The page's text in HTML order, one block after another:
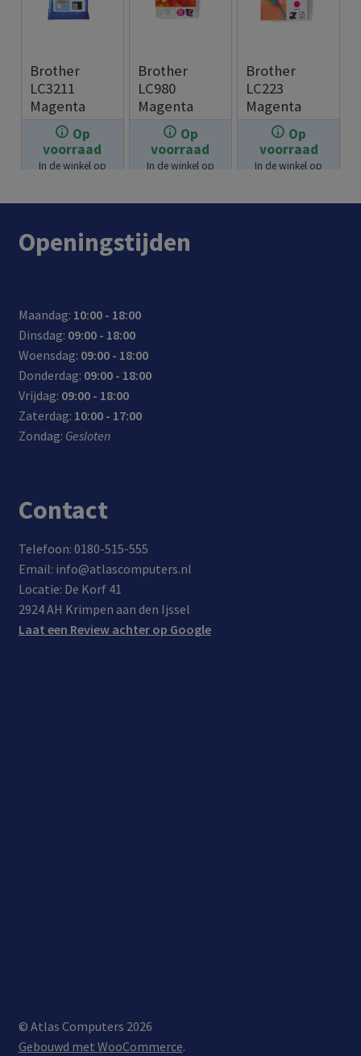
Op
voorraad
In de winkel op
Brother
LC3211
Magenta
10.95
Op
voorraad
In de winkel op
Brother
LC980
Magenta
12.95
Op
voorraad
In de winkel op
Brother
LC223
Magenta
15.95
Openingstijden
Maandag: 10:00 - 18:00
Dinsdag: 09:00 - 18:00
Woensdag: 09:00 - 18:00
Donderdag: 09:00 - 18:00
Vrijdag: 09:00 - 18:00
Zaterdag: 10:00 - 17:00
Zondag: Gesloten
Contact
Telefoon: 0180-515-555
Email: info@atlascomputers.nl
Locatie: De Korf 41
2924 AH Krimpen aan den Ijssel
Laat een Review achter op Google
© Atlas Computers 2026
Gebouwd met WooCommerce.